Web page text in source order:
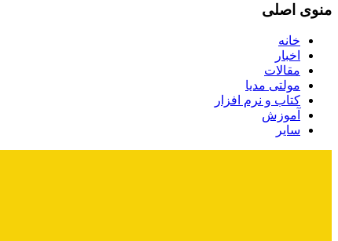
منوی اصلی
خانه
اخبار
مقالات
مولتی مدیا
کتاب و نرم افزار
آموزش
سایر